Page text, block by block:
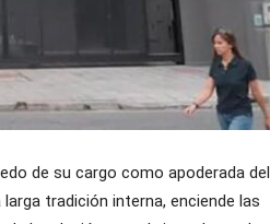
de su cargo como apoderada del
tradición interna, enciende las